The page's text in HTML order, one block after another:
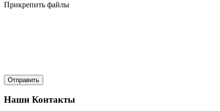
Прикрепить файлы
Наши Контакты